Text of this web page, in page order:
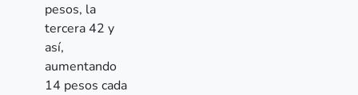
pesos, la
tercera 42 y
así,
aumentando
14 pesos cada